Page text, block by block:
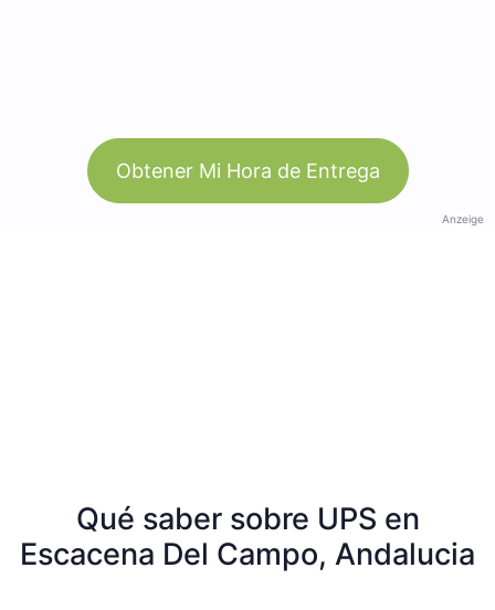
Obtener Mi Hora de Entrega
Anzeige
Qué saber sobre UPS en
Escacena Del Campo, Andalucia